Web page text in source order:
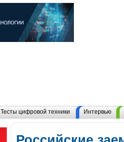
Тесты цифровой техники Интервью